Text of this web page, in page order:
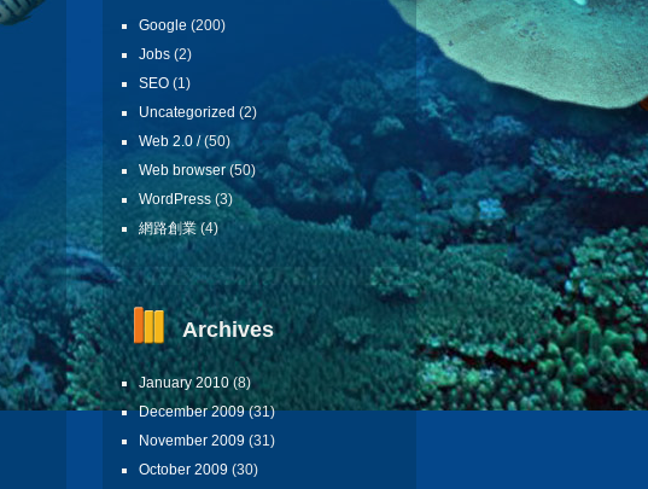
Google (200)
Jobs (2)
SEO (1)
Uncategorized (2)
Web 2.0 /(50)
Web browser(50)
WordPress (3)
網路創業(4)
Archives
January 2010(8)
December 2009(31)
November 2009 (31)
October 2009 (30)